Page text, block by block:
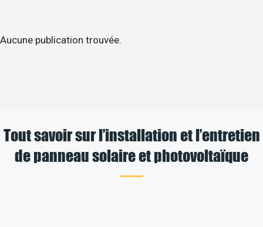
Aucune publication trouvée.
Tout savoir sur l’installation et l’entretien
de panneau solaire et photovoltaïque